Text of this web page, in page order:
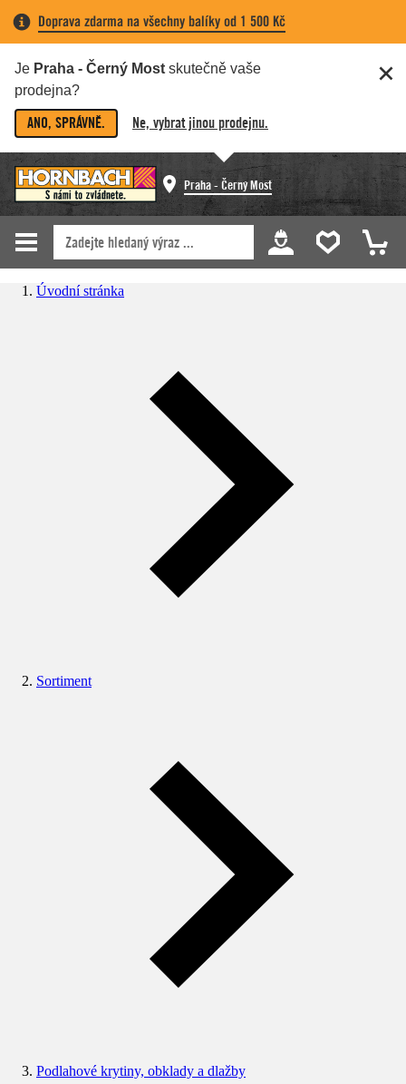
Doprava zdarma na všechny balíky od 1 500 Kč
Je Praha - Černý Most skutečně vaše
prodejna?
ANO, SPRÁVNĚ. Ne, vybrat jinou prodejnu.
Praha - Černý Most
Úvodní stránka
Sortiment
Podlahové krytiny, obklady a dlažby